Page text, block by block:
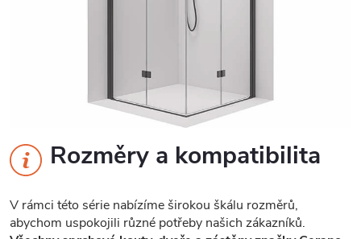
Rozměry a kompatibilita
V rámci této série nabízíme širokou škálu rozměrů,
abychom uspokojili různé potřeby našich zákazníků.